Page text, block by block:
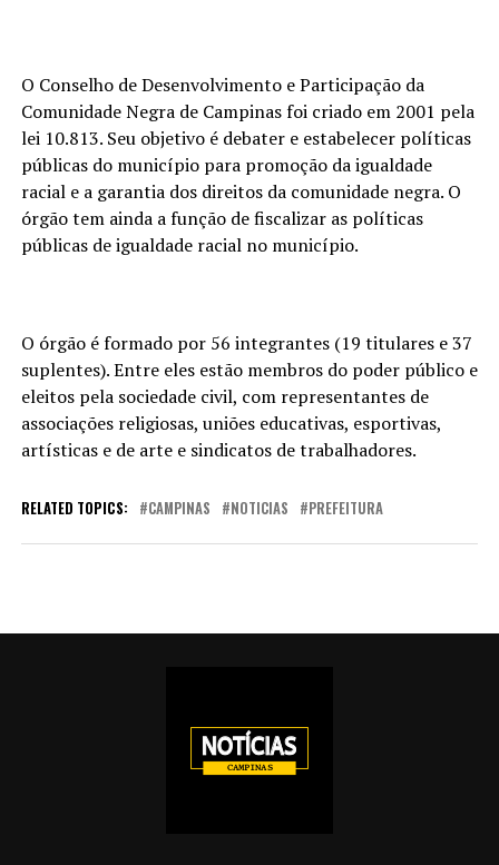
O Conselho de Desenvolvimento e Participação da
Comunidade Negra de Campinas foi criado em 2001 pela
lei 10.813. Seu objetivo é debater e estabelecer políticas
públicas do município para promoção da igualdade
racial e a garantia dos direitos da comunidade negra. O
órgão tem ainda a função de fiscalizar as políticas
públicas de igualdade racial no município.
O órgão é formado por 56 integrantes (19 titulares e 37
suplentes). Entre eles estão membros do poder público e
eleitos pela sociedade civil, com representantes de
associações religiosas, uniões educativas, esportivas,
artísticas e de arte e sindicatos de trabalhadores.
RELATED TOPICS: CAMPINAS NOTICIAS PREFEITURA